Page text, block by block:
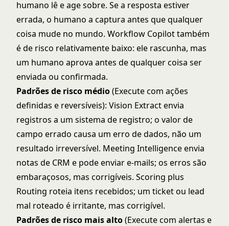
humano lê e age sobre. Se a resposta estiver
errada, o humano a captura antes que qualquer
coisa mude no mundo. Workflow Copilot também
é de risco relativamente baixo: ele rascunha, mas
um humano aprova antes de qualquer coisa ser
enviada ou confirmada.
Padrões de risco médio(Execute com ações
definidas e reversíveis): Vision Extract envia
registros a um sistema de registro; o valor de
campo errado causa um erro de dados, não um
resultado irreversível. Meeting Intelligence envia
notas de CRM e pode enviar e-mails; os erros são
embaraçosos, mas corrigíveis. Scoring plus
Routing roteia itens recebidos; um ticket ou lead
mal roteado é irritante, mas corrigível.
Padrões de risco mais alto(Execute com alertas e